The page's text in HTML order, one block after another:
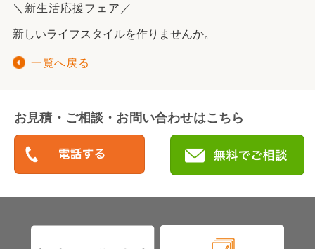
＼新生活応援フェア／
新しいライフスタイルを作りませんか。
一覧へ戻る
お見積・ご相談・お問い合わせはこちら